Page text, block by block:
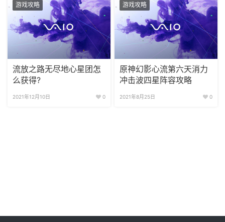
游戏攻略
流放之路无尽地心星团怎
么获得?
2021年12月10日 0
游戏攻略
原神幻影心流第六天消力
冲击波四星阵容攻略
2021年8月25日 0